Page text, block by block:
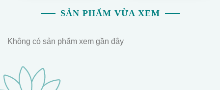
SẢN PHẨM VỪA XEM
Không có sản phẩm xem gần đây